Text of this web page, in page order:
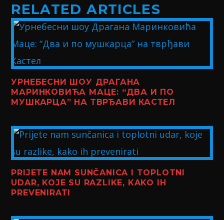
RELATED ARTICLES
УРНЕБЕСНИ ШОУ ДРАГАНА
МАРИНКОВИЋА МАЦЕ: “ДВА И ПО
МУШКАРЦА” НА ТВРЂАВИ КАСТЕЛ
PRIJETE NAM SUNČANICA I TOPLOTNI
UDAR, KOJE SU RAZLIKE, KAKO IH
PREVENIRATI